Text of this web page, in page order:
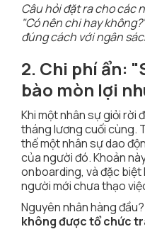
Câu hỏi đặt ra cho các
"Có nên chi hay
đúng cách với ngân
2. Chi phí ẩn:
bào mòn lợi
Khi một nhân sự giỏi rời
tháng lương cuối cùng.
thế một nhân sự dao
của người đó. Khoản
onboarding, và đặc
người mới chưa thạo
Nguyên nhân hàng đầu?
không được tổ chức